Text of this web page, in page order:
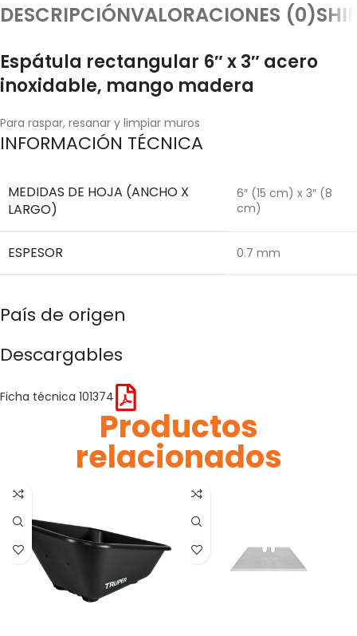
DESCRIPCIÓNVALORACIONES (0)
Espátula rectangular 6″ x 3″ acero
inoxidable, mango madera
Para raspar, resanar y limpiar muros
INFORMACIÓN TÉCNICA
MEDIDAS DE HOJA (ANCHO X
LARGO)
6″ (15 cm) x 3″ (8
cm)
ESPESOR 0.7 mm
País de origen
Descargables
Ficha técnica 101374
Productos
relacionados